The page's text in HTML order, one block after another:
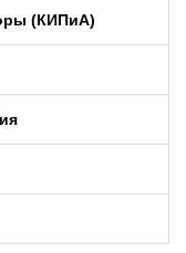
(КИПиA)